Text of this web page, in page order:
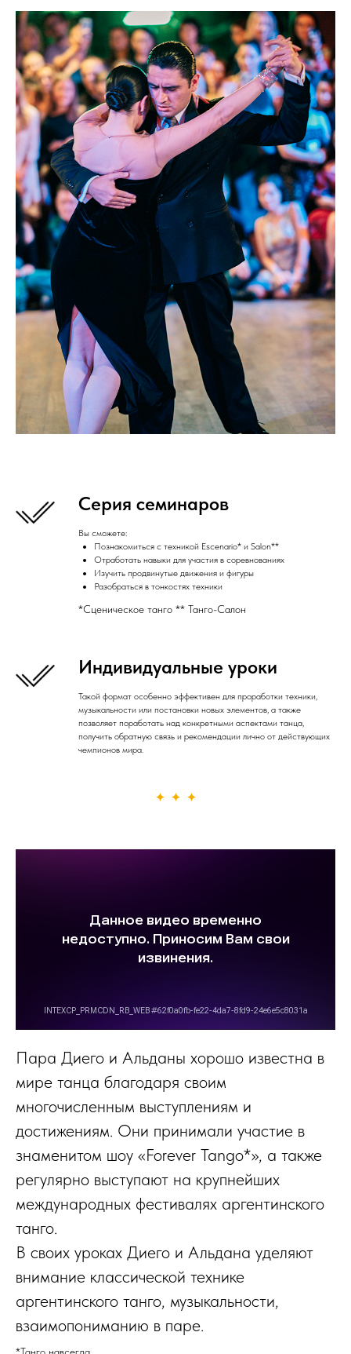
Серия семинаров
Вы сможете:
Познакомиться с техникой Escenario* и Salon**
Отработать навыки для участия в соревнованиях
Изучить продвинутые движения и фигуры
Разобраться в тонкостях техники
*Сценическое танго ** Танго-Салон
Индивидуальные уроки
Такой формат особенно эффективен для проработки техники,
музыкальности или постановки новых элементов, а также
позволяет поработать над конкретными аспектами танца,
получить обратную связь и рекомендации лично от действующих
чемпионов мира.
Пара Диего и Альданы хорошо известна в
мире танца благодаря своим
многочисленным выступлениям и
достижениям. Они принимали участие в
знаменитом шоу «Forever Tango*», а также
регулярно выступают на крупнейших
международных фестивалях аргентинского
танго.
В своих уроках Диего и Альдана уделяют
внимание классической технике
аргентинского танго, музыкальности,
взаимопониманию в паре.
*Танго навсегда